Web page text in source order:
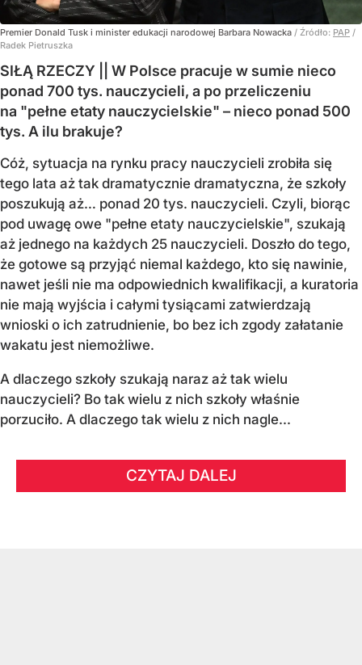
Premier Donald Tusk i minister edukacji narodowej Barbara Nowacka / Źródło: PAP /
Radek Pietruszka
SIŁĄ RZECZY || W Polsce pracuje w sumie nieco
ponad 700 tys. nauczycieli, a po przeliczeniu
na "pełne etaty nauczycielskie" – nieco ponad 500
tys. A ilu brakuje?
Cóż, sytuacja na rynku pracy nauczycieli zrobiła się
tego lata aż tak dramatycznie dramatyczna, że szkoły
poszukują aż… ponad 20 tys. nauczycieli. Czyli, biorąc
pod uwagę owe "pełne etaty nauczycielskie", szukają
aż jednego na każdych 25 nauczycieli. Doszło do tego,
że gotowe są przyjąć niemal każdego, kto się nawinie,
nawet jeśli nie ma odpowiednich kwalifikacji, a kuratoria
nie mają wyjścia i całymi tysiącami zatwierdzają
wnioski o ich zatrudnienie, bo bez ich zgody załatanie
wakatu jest niemożliwe.
A dlaczego szkoły szukają naraz aż tak wielu
nauczycieli? Bo tak wielu z nich szkoły właśnie
porzuciło. A dlaczego tak wielu z nich nagle...
CZYTAJ DALEJ